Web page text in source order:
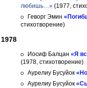
любишь…» (1977,
Геворг Эмин
стихотворение)
1978
Иосиф Балцан «Я
(1978, стихотворение)
Аурелиу Бусуйок
Аурелиу Бусуйок